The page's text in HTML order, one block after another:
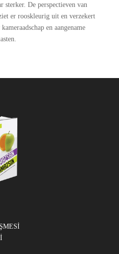
sterker. De perspectieven van
er rooskleurig uit en verzekert
en aangename